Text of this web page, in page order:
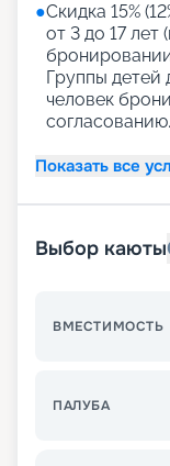
●Скидка 15%
от 3 до 17 лет
Группы детей
человек
согласованию.
Показать все
Выбор каюты
ВМЕСТИМОСТЬ
ПАЛУБА